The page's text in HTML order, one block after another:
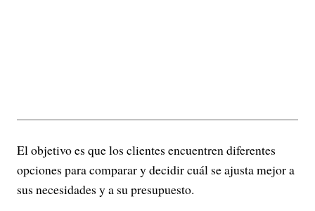
El objetivo es que los clientes encuentren diferentes
opciones para comparar y decidir cuál se ajusta mejor a
sus necesidades y a su presupuesto.